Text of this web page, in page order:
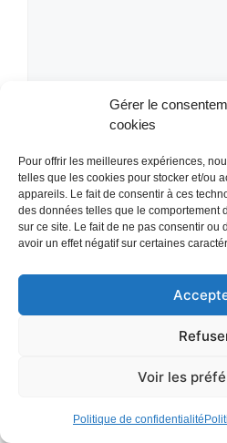
Gérer le
cookies
Pour offrir les meilleures expériences,
telles que les cookies pour stocker et/ou
appareils. Le fait de consentir à ces
des données telles que le comportement
sur ce site. Le fait de ne pas consentir ou
avoir un effet négatif sur certaines
Voir les
Politique de confidentialité
Nom
E-